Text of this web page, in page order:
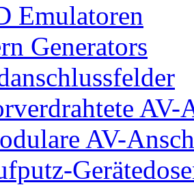
Emulatoren
Generators
AV-
AV-